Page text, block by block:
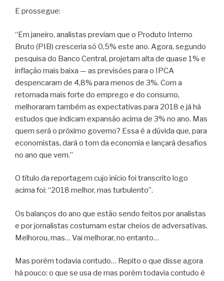
E prossegue:
“Em janeiro, analistas previam que o Produto Interno
Bruto (PIB) cresceria só 0,5% este ano. Agora, segundo
pesquisa do Banco Central, projetam alta de quase 1% e
inflação mais baixa — as previsões para o IPCA
despencaram de 4,8% para menos de 3%. Com a
retomada mais forte do emprego e do consumo,
melhoraram também as expectativas para 2018 e já há
estudos que indicam expansão acima de 3% no ano. Mas
quem será o próximo governo? Essa é a dúvida que, para
economistas, dará o tom da economia e lançará desafios
no ano que vem.”
O título da reportagem cujo início foi transcrito logo
acima foi: “2018 melhor, mas turbulento”.
Os balanços do ano que estão sendo feitos por analistas
e por jornalistas costumam estar cheios de adversativas.
Melhorou, mas… Vai melhorar, no entanto…
Mas porém todavia contudo… Repito o que disse agora
há pouco: o que se usa de mas porém todavia contudo é